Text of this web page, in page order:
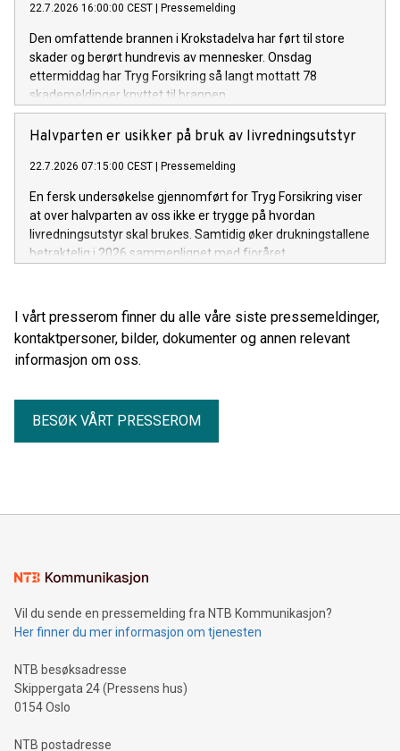
22.7.2026 16:00:00 CEST | Pressemelding
Den omfattende brannen i Krokstadelva har ført til store
skader og berørt hundrevis av mennesker. Onsdag
ettermiddag har Tryg Forsikring så langt mottatt 78
skademeldinger knyttet til brannen.
Halvparten er usikker på bruk av livredningsutstyr
22.7.2026 07:15:00 CEST | Pressemelding
En fersk undersøkelse gjennomført for Tryg Forsikring viser
at over halvparten av oss ikke er trygge på hvordan
livredningsutstyr skal brukes. Samtidig øker drukningstallene
betraktelig i 2026 sammenlignet med fjoråret.
I vårt presserom finner du alle våre siste pressemeldinger,
kontaktpersoner, bilder, dokumenter og annen relevant
informasjon om oss.
BESØK VÅRT PRESSEROM
Vil du sende en pressemelding fra NTB Kommunikasjon?
Her finner du mer informasjon om tjenesten
NTB besøksadresse
Skippergata 24 (Pressens hus)
0154 Oslo
NTB postadresse